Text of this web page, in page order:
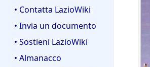
• Contatta LazioWiki
• Invia un documento
• Sostieni LazioWiki
• Almanacco